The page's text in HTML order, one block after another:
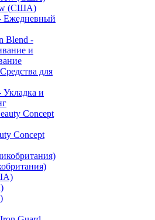
(США)
Ежедневный
Blend -
и
для
Укладка и
Concept